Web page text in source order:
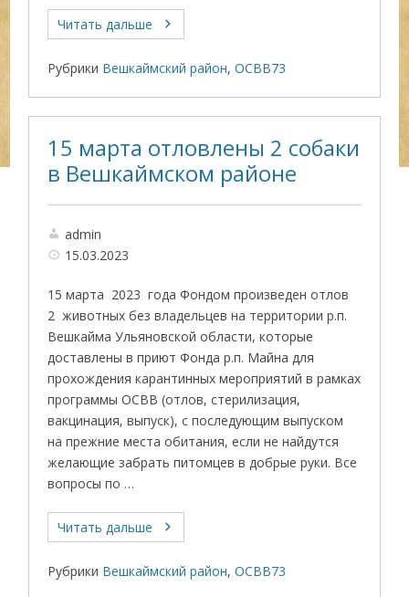
Читать дальше
Рубрики Вешкаймский район,ОСВВ73
15 марта отловлены 2 собаки
в Вешкаймском районе
admin
15.03.2023
15 марта 2023 года Фондом произведен отлов
2 животных без владельцев на территории р.п.
Вешкайма Ульяновской области, которые
доставлены в приют Фонда р.п. Майна для
прохождения карантинных мероприятий в рамках
программы ОСВВ (отлов, стерилизация,
вакцинация, выпуск), с последующим выпуском
на прежние места обитания, если не найдутся
желающие забрать питомцев в добрые руки. Все
вопросы по …
Читать дальше
Рубрики Вешкаймский район,ОСВВ73